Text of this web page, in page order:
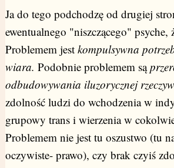
Ja do tego podchodzę od drugiej
ewentualnego "niszczącego" psyche,
Problemem jestkompulsywna
wiara. Podobnie problemem są
odbudowywania iluzorycznej
zdolność ludzi do wchodzenia w
grupowy trans i wierzenia w
Problemem nie jest tu oszustwo (tu
oczywiste- prawo), czy brak czyiś